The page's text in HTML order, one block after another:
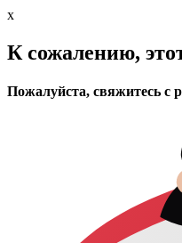
x
К сожалению,
Пожалуйста, свяжитесь с